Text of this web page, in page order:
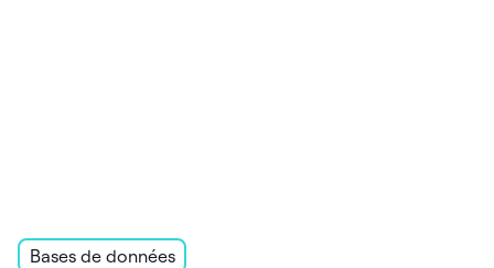
Bases de données